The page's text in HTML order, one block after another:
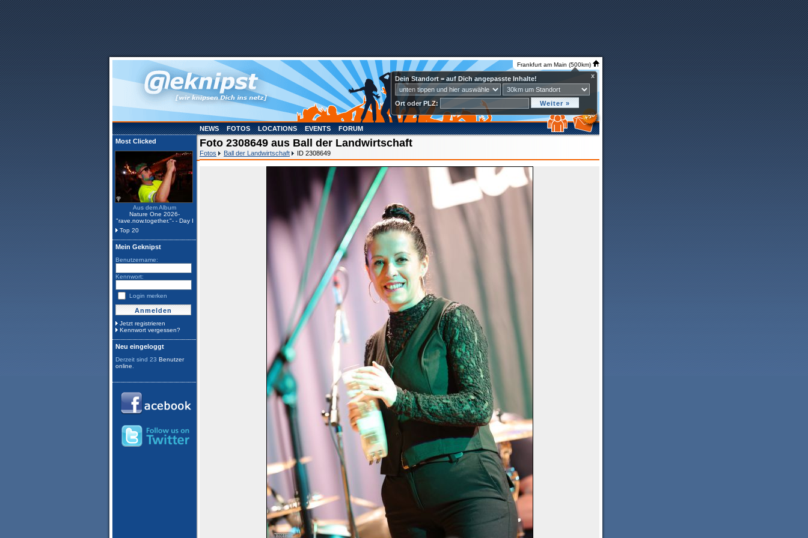
Frankfurt am Main (500km)
Dein Standort = auf Dich angepasste Inhalte! x
Ort oder PLZ:
NEWS FOTOS LOCATIONS EVENTS
FORUM
Most Clicked
Aus dem Album
Nature One 2026-
"rave.now.together."- - Day I
Top 20
Mein Geknipst
Benutzername:
Kennwort:
Login merken
Jetzt registrieren
Kennwort vergessen?
Neu eingeloggt
Derzeit sind 23 Benutzer
online
Foto 2308649 aus Ball der Landwirtschaft
Fotos Ball der Landwirtschaft ID 2308649